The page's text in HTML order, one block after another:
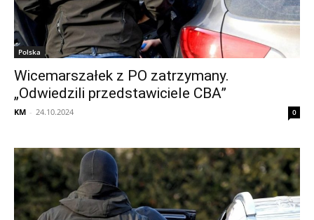
Polska
Wicemarszałek z PO zatrzymany.
„Odwiedzili przedstawiciele CBA”
KM - 24.10.2024 0